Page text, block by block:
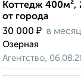
Коттедж 400м²,
от города
30 000 ₽ в месяц
Озерная
Агентство,